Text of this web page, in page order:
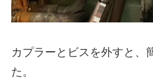
カプラーとビスを外すと、
た。